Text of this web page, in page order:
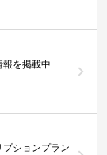
を掲載中
ションプラン